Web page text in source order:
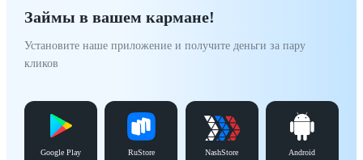
Займы в вашем кармане!
Установите наше приложение и получите деньги за пару
кликов
Google Play RuStore NashStore Android